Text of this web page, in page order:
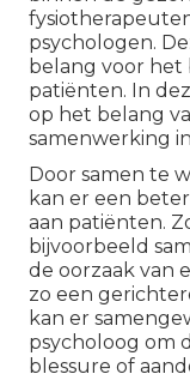
psychologen.
belang voor het
patiënten. In
op het belang
samenwerking
Door samen te
kan er een
aan patiënten.
bijvoorbeeld
de oorzaak van
zo een
kan er
psycholoog om
blessure of